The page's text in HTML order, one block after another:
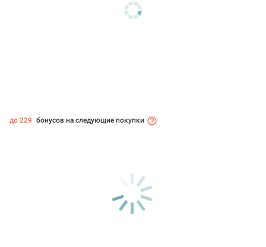
до 229 бонусов на следующие покупки